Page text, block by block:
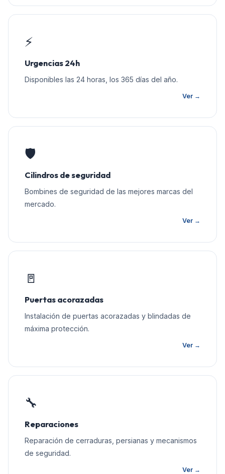
⚡
Urgencias 24h
Disponibles las 24 horas, los 365 días del año.
Ver →
🛡️
Cilindros de seguridad
Bombines de seguridad de las mejores marcas del
mercado.
Ver →
🚪
Puertas acorazadas
Instalación de puertas acorazadas y blindadas de
máxima protección.
Ver →
🔧
Reparaciones
Reparación de cerraduras, persianas y mecanismos
de seguridad.
Ver →